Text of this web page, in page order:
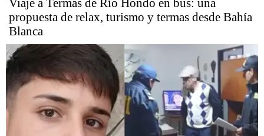
Viaje a Termas de Río Hondo en bus: una
propuesta de relax, turismo y termas desde Bahía
Blanca